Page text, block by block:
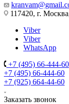
117420, г.
Viber
Viber
WhatsApp
+7 (495) 66-444-60
+7 (495) 66-444-60
+7 (925) 664-44-60
Заказать звонок